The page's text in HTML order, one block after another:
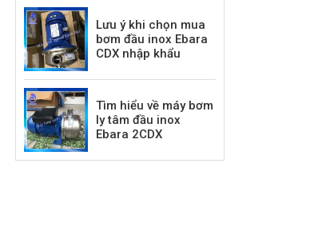
Lưu ý khi chọn mua
bơm đầu inox Ebara
CDX nhập khẩu
Tìm hiểu về máy bơm
ly tâm đầu inox
Ebara 2CDX